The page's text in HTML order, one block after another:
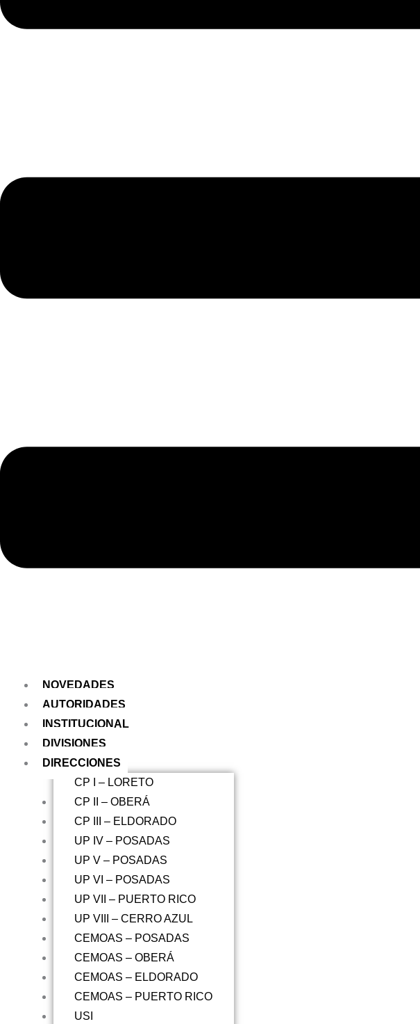
NOVEDADES
AUTORIDADES
INSTITUCIONAL
DIVISIONES
DIRECCIONES
CP I – LORETO
CP II – OBERÁ
CP III – ELDORADO
UP IV – POSADAS
UP V – POSADAS
UP VI – POSADAS
UP VII – PUERTO RICO
UP VIII – CERRO AZUL
CEMOAS – POSADAS
CEMOAS – OBERÁ
CEMOAS – ELDORADO
CEMOAS – PUERTO RICO
USI